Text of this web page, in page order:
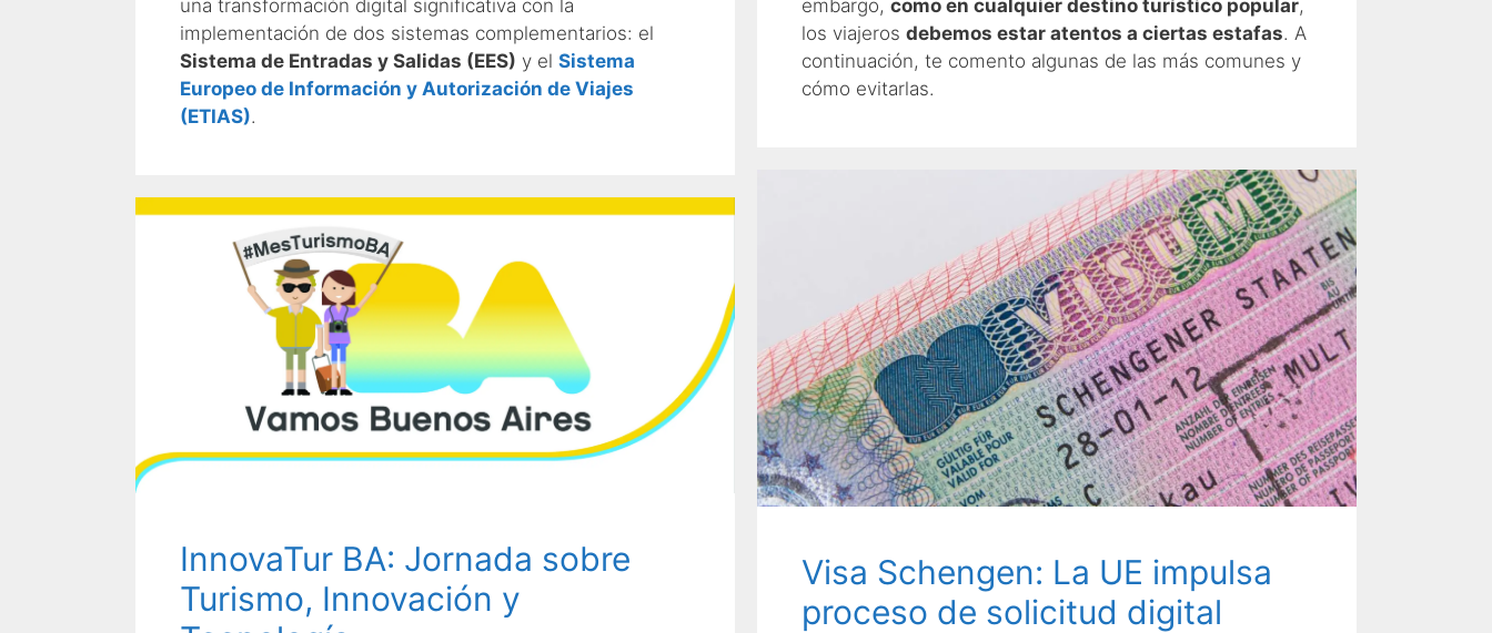
una transformación digital significativa con la
implementación de dos sistemas complementarios: el
Sistema de Entradas y Salidas (EES) y el Sistema
Europeo de Información y Autorización de Viajes
(ETIAS).
embargo, como en cualquier destino turístico popular,
los viajeros debemos estar atentos a ciertas estafas. A
continuación, te comento algunas de las más comunes y
cómo evitarlas.
Visa Schengen: La UE impulsa
proceso de solicitud digital
InnovaTur BA: Jornada sobre
Turismo, Innovación y